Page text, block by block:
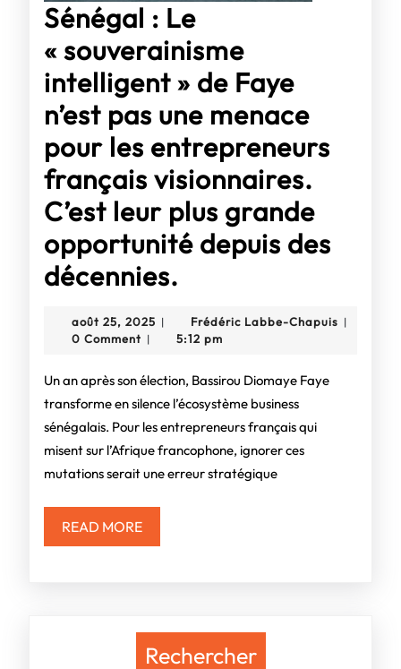
Sénégal : Le
« souverainisme
intelligent » de Faye
n’est pas une menace
pour les entrepreneurs
français visionnaires.
C’est leur plus grande
opportunité depuis des
décennies.
Le
« souverainisme
intelligent »
de
Faye
pour
les
août 25, 2025 août
| Frédéric Labbe-ChapuisFrédéric
|
0 Comment | 5:12 pm
Un an après son élection, Bassirou Diomaye Faye
transforme en silence l’écosystème business
sénégalais. Pour les entrepreneurs français qui
misent sur l’Afrique francophone, ignorer ces
mutations serait une erreur stratégique
READ MOREREAD
MORE
Rechercher